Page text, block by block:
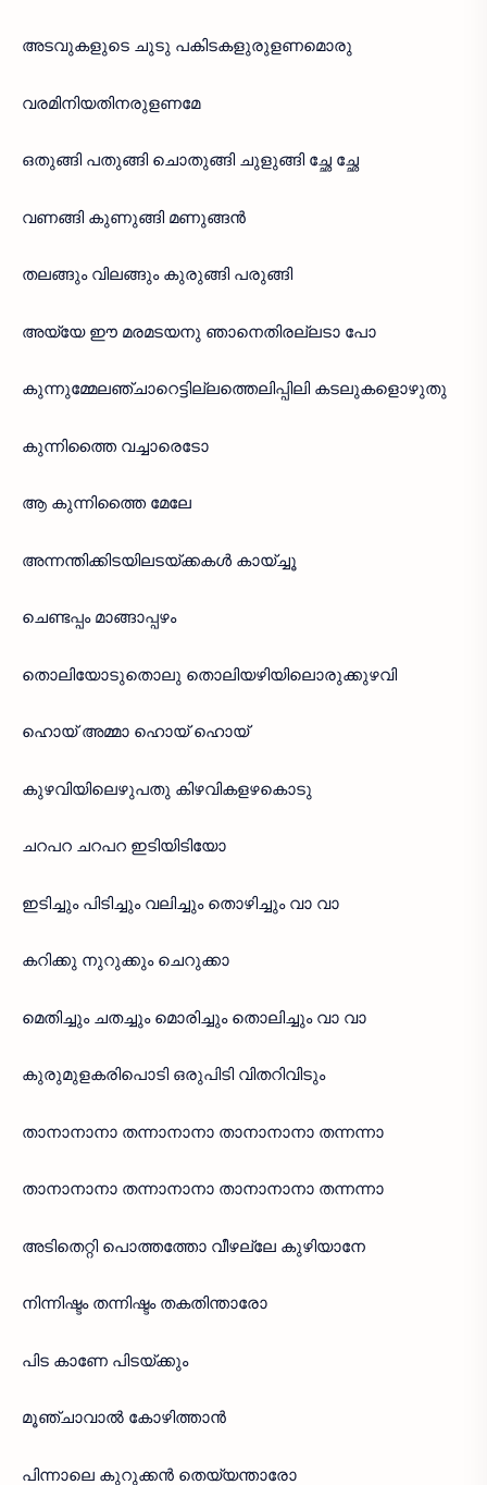
അടവുകളുടെ ചുടു പകിടകളുരുളണമൊരു
വരമിനിയതിനരുളണമേ
ഒതുങ്ങി പതുങ്ങി ചൊതുങ്ങി ചുളുങ്ങി ച്ഛേ ച്ഛേ
വണങ്ങി കുണുങ്ങി മണുങ്ങൻ
തലങ്ങും വിലങ്ങും കുരുങ്ങി പരുങ്ങി
അയ്യേ ഈ മരമടയനു ഞാനെതിരല്ലടാ പോ
കുന്നുമ്മേലഞ്ചാറെട്ടില്ലത്തെലിപ്പിലി കടലുകളൊഴുതു
കുന്നിത്തൈ വച്ചാരെടോ
ആ കുന്നിത്തൈ മേലേ
അന്നന്തിക്കിടയിലടയ്ക്കകൾ കായ്ച്ചൂ
ചെണ്ടപ്പം മാങ്ങാപ്പഴം
തൊലിയോടുതൊലു തൊലിയഴിയിലൊരുക്കുഴവി
ഹൊയ് അമ്മാ ഹൊയ് ഹൊയ്
കുഴവിയിലെഴുപതു കിഴവികളഴകൊടു
ചറപറ ചറപറ ഇടിയിടിയോ
ഇടിച്ചും പിടിച്ചും വലിച്ചും തൊഴിച്ചും വാ വാ
കറിക്കു നുറുക്കും ചെറുക്കാ
മെതിച്ചും ചതച്ചും മൊരിച്ചും തൊലിച്ചും വാ വാ
കുരുമുളകരിപൊടി ഒരുപിടി വിതറിവിടും
താനാനാനാ തന്നാനാനാ താനാനാനാ തന്നന്നാ
താനാനാനാ തന്നാനാനാ താനാനാനാ തന്നന്നാ
അടിതെറ്റി പൊത്തത്തോ വീഴല്ലേ കുഴിയാനേ
നിന്നിഷ്ടം തന്നിഷ്ടം തകതിന്താരോ
പിട കാണേ പിടയ്ക്കും
മൂഞ്ചാവാൽ കോഴിത്താൻ
പിന്നാലെ കുറുക്കൻ തെയ്യന്താരോ